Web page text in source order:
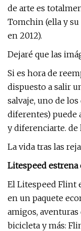
de arte es
Tomchin (ella y
en 2012).
Dejaré que las
Si es hora de
dispuesto a salir
salvaje, uno de
diferentes) puede
y diferenciarte.
La vida tras las
Litespeed
El Litespeed Flint
en un paquete
amigos, aventuras
bicicleta y más: